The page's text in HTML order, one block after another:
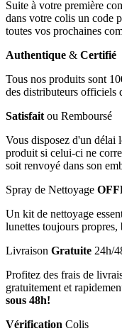
Suite à votre première
dans votre colis un code
toutes vos prochaines
Authentique & Certifié
Tous nos produits sont
des distributeurs officiels
Satisfait ou Remboursé
Vous disposez d'un délai
produit si celui-ci ne
soit renvoyé dans son
Spray de Nettoyage
Un kit de nettoyage
lunettes toujours propres,
Livraison Gratuite 24h/
Profitez des frais de
gratuitement et
sous 48h!
Vérification Colis